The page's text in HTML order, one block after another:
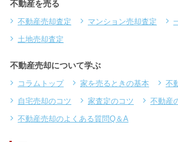
不動産を売る
不動産売却査定 マンション売却査定
土地売却査定
不動産売却について学ぶ
コラムトップ 家を売るときの基本
不
自宅売却のコツ
家査定のコツ
不動産
不動産売却のよくある質問Q＆A